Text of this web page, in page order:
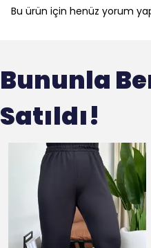
Bu ürün için henüz yorum
Bununla
Satıldı!